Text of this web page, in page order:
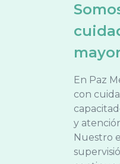
En Paz
con
y
Nuestro